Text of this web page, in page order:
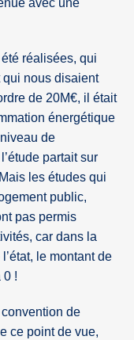
avec une
réalisées, qui
qui nous disaient
de 20M€, il était
énergétique
de
partait sur
les études qui
public,
pas permis
car dans la
le montant de
0 !
de
ce point de vue,